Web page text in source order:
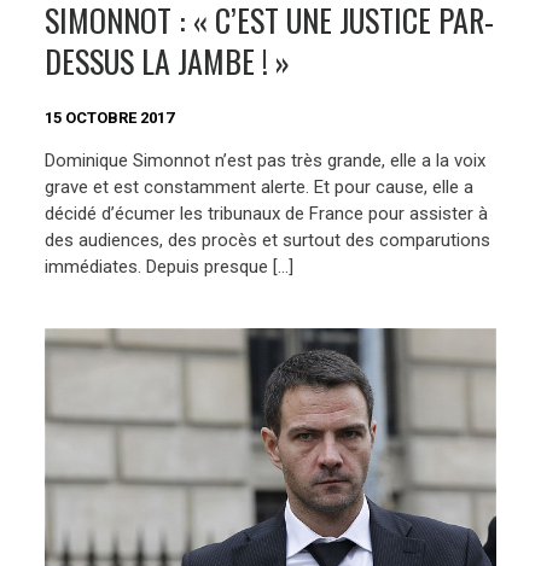
SIMONNOT : « C’EST UNE JUSTICE PAR-
DESSUS LA JAMBE ! »
15 OCTOBRE 2017
Dominique Simonnot n’est pas très grande, elle a la voix
grave et est constamment alerte. Et pour cause, elle a
décidé d’écumer les tribunaux de France pour assister à
des audiences, des procès et surtout des comparutions
immédiates. Depuis presque […]